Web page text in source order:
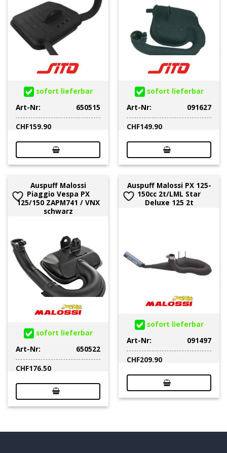
sofort lieferbar
Art-Nr:
650515
CHF159.90
sofort lieferbar
Art-Nr:
091627
CHF149.90
Auspuff Malossi
Piaggio Vespa PX
125/150 ZAPM741 / VNX
schwarz
sofort lieferbar
Art-Nr:
650522
CHF176.50
Auspuff Malossi PX 125-
150cc 2t/LML Star
Deluxe 125 2t
sofort lieferbar
Art-Nr:
091497
CHF209.90